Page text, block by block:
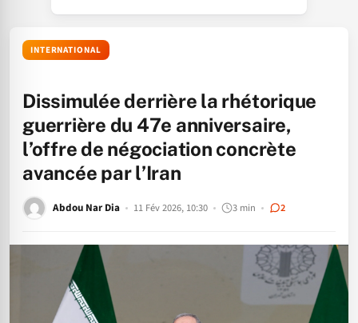
INTERNATIONAL
Dissimulée derrière la rhétorique
guerrière du 47e anniversaire,
l’offre de négociation concrète
avancée par l’Iran
Abdou Nar Dia 11 Fév 2026, 10:30 3 min 2